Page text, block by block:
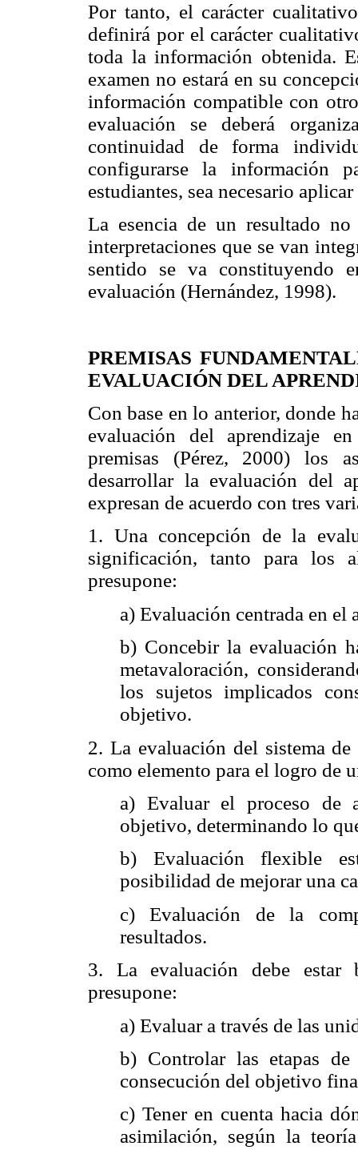
Por tanto, el carácter
definirá por el carácter
toda la información obtenida.
examen no estará en su
información compatible con
evaluación se deberá
continuidad de forma
configurarse la información
estudiantes, sea necesario
La esencia de un resultado
interpretaciones que se van
sentido se va constituyendo
evaluación (Hernández, 1998).
PREMISAS
EVALUACIÓN DEL
Con base en lo anterior, donde
evaluación del aprendizaje
premisas (Pérez, 2000) los
desarrollar la evaluación del
expresan de acuerdo con tres
1. Una concepción de la
significación, tanto para los
presupone:
a) Evaluación centrada en
b) Concebir la evaluación
metavaloración,
los sujetos implicados
objetivo.
2. La evaluación del sistema
como elemento para el logro de
a) Evaluar el proceso
objetivo, determinando lo
b) Evaluación flexible
posibilidad de mejorar una
c) Evaluación de la
resultados.
3. La evaluación debe estar
presupone:
a) Evaluar a través de las
b) Controlar las etapas
consecución del objetivo
c) Tener en cuenta hacia
asimilación, según la